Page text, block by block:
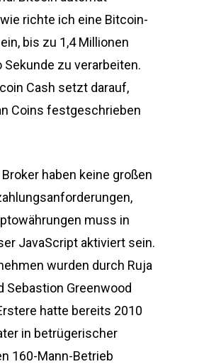
richte ich eine Bitcoin-
bis zu 1,4 Millionen
Sekunde zu verarbeiten.
Cash setzt darauf,
Coins festgeschrieben
haben keine großen
muss in
JavaScript aktiviert sein.
wurden durch Ruja
Sebastion Greenwood
hatte bereits 2010
in betrügerischer
160-Mann-Betrieb